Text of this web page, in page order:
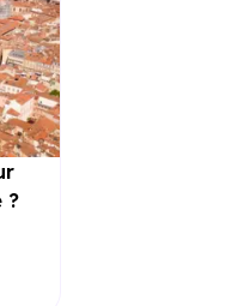
?